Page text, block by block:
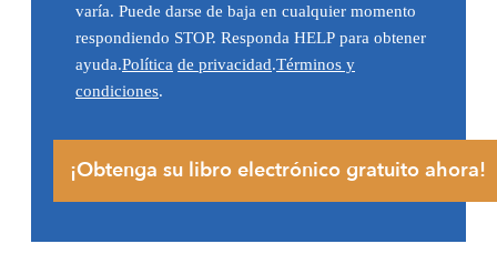
varía. Puede darse de baja en cualquier momento
respondiendo STOP. Responda HELP para obtener
ayuda.Política de privacidad.Términos y
condiciones.